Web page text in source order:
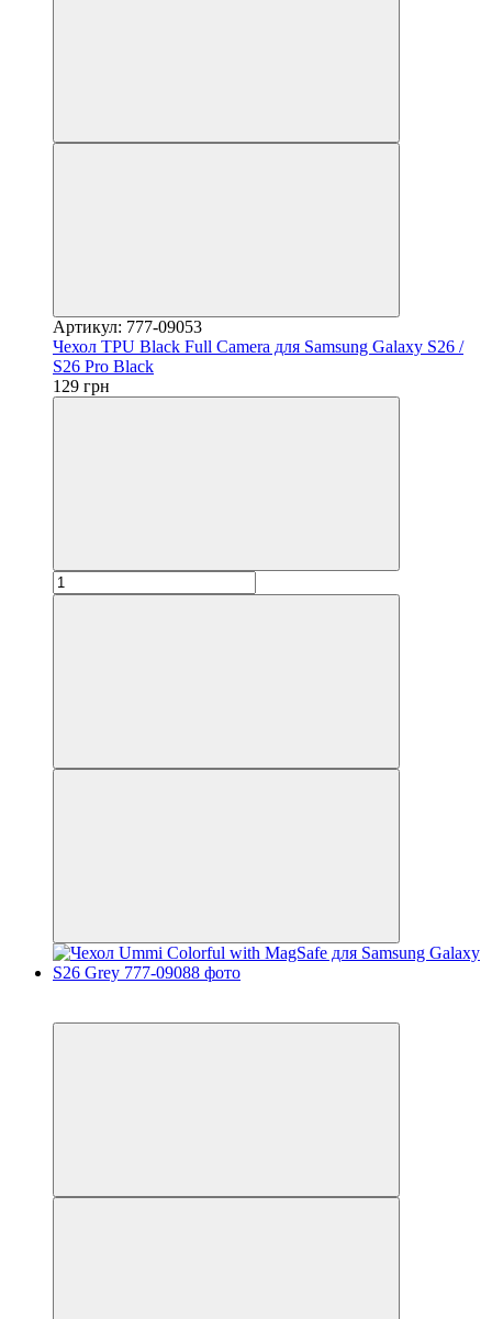
Артикул: 777-09053
Чехол TPU Black Full Camera для Samsung Galaxy S26 /
S26 Pro Black
129 грн